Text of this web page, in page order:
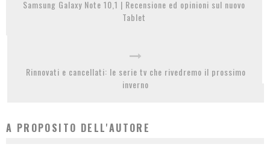
Samsung Galaxy Note 10,1 | Recensione ed opinioni sul nuovo
Tablet
Rinnovati e cancellati: le serie tv che rivedremo il prossimo
inverno
A PROPOSITO DELL'AUTORE